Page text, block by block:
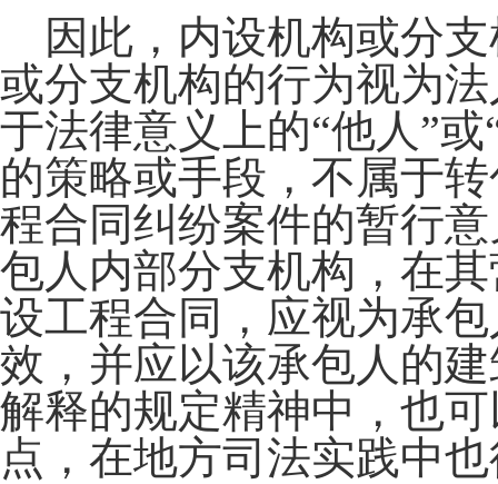
因此，内设机构或分支
或分支机构的行为视为
于法律意义上的“他人”
的策略或手段，不属于
程合同纠纷案件的暂行
包人内部分支机构，在
设工程合同，应视为承
效，并应以该承包人的
解释的规定精神中，也
点，在地方司法实践中